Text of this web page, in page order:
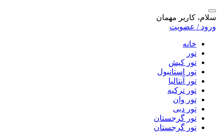
سلام، کاربر مهمان
ورود / عضویت
خانه
تور
تور کیش
تور استانبول
تور آنتالیا
تور ترکیه
تور وان
تور دبی
تور گرجستان
تور گرجستان